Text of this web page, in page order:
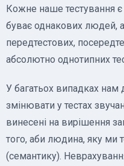
Кожне наше тестування
буває однакових людей,
передтестових,
абсолютно однотипних
У багатьох випадках нам
змінювати у тестах
винесені на вирішення
того, аби людина, яку ми
(семантику).